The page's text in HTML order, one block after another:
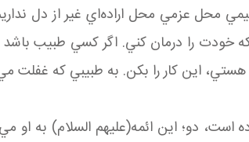
محل عزمي محل اراده‌اي غير از دل
خودت را درمان کني. اگر کسي طبيب
اين کار را بکن. به طبيبي که
دو؛ اين ائمه(عليهم السلام) به او